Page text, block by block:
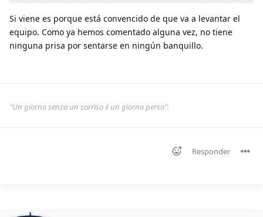
Si viene es porque está convencido de que va a levantar el
equipo. Como ya hemos comentado alguna vez, no tiene
ninguna prisa por sentarse en ningún banquillo.
"Un giorno senza un sorriso è un giorno perso".
Responder